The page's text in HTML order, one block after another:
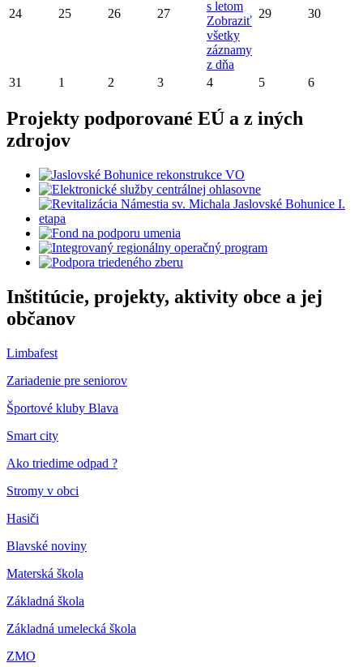
24 25 26 27
s letom
Zobraziť
všetky
záznamy
z dňa
29 30
31 1 2 3 4 5 6
Projekty podporované EÚ a z iných
zdrojov
Inštitúcie, projekty, aktivity obce a jej
občanov
Limbafest
Zariadenie pre seniorov
Športové kluby Blava
Smart city
Ako triedime odpad ?
Stromy v obci
Hasiči
Blavské noviny
Materská škola
Základná škola
Základná umelecká škola
ZMO